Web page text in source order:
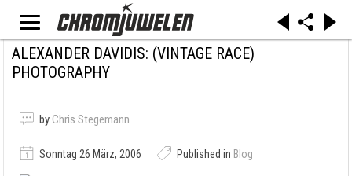
ALEXANDER DAVIDIS: (VINTAGE RACE)
PHOTOGRAPHY
by Chris Stegemann
Sonntag 26 März, 2006 Published in Blog